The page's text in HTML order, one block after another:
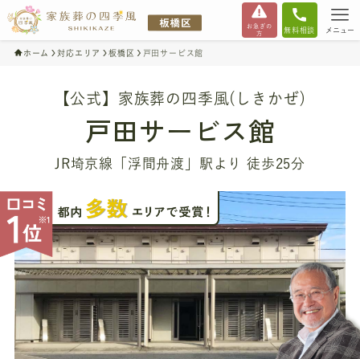
お急ぎの
方
無料相談 メニュー
ホーム 対応エリア 板橋区 戸田サービス館
【公式】家族葬の四季風(しきかぜ)
戸田サービス館
JR埼京線「浮間舟渡」駅より 徒歩25分